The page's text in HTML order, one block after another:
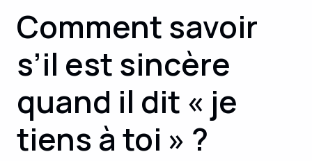
Comment savoir
s’il est sincère
quand il dit « je
tiens à toi » ?